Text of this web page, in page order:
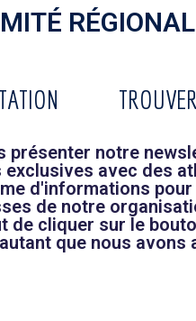
présenter notre
avec des
d'informations
de notre
de cliquer sur le
que nous avons